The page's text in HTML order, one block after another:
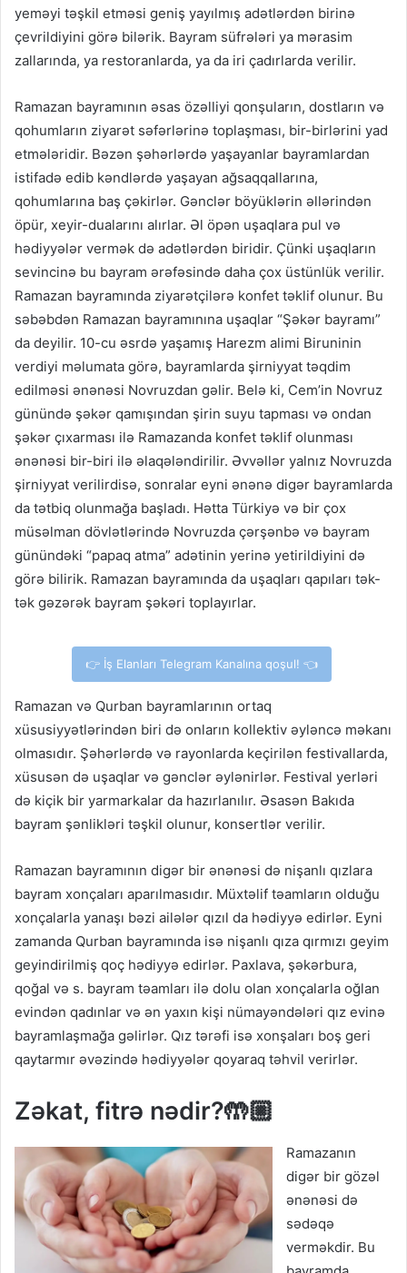
yeməyi təşkil etməsi geniş yayılmış adətlərdən birinə
çevrildiyini görə bilərik. Bayram süfrələri ya mərasim
zallarında, ya restoranlarda, ya da iri çadırlarda verilir.
Ramazan bayramının əsas özəlliyi qonşuların, dostların və
qohumların ziyarət səfərlərinə toplaşması, bir-birlərini yad
etmələridir. Bəzən şəhərlərdə yaşayanlar bayramlardan
istifadə edib kəndlərdə yaşayan ağsaqqallarına,
qohumlarına baş çəkirlər. Gənclər böyüklərin əllərindən
öpür, xeyir-dualarını alırlar. Əl öpən uşaqlara pul və
hədiyyələr vermək də adətlərdən biridir. Çünki uşaqların
sevincinə bu bayram ərəfəsində daha çox üstünlük verilir.
Ramazan bayramında ziyarətçilərə konfet təklif olunur. Bu
səbəbdən Ramazan bayramınına uşaqlar “Şəkər bayramı”
da deyilir. 10-cu əsrdə yaşamış Harezm alimi Biruninin
verdiyi məlumata görə, bayramlarda şirniyyat təqdim
edilməsi ənənəsi Novruzdan gəlir. Belə ki, Cem’in Novruz
günündə şəkər qamışından şirin suyu tapması və ondan
şəkər çıxarması ilə Ramazanda konfet təklif olunması
ənənəsi bir-biri ilə əlaqələndirilir. Əvvəllər yalnız Novruzda
şirniyyat verilirdisə, sonralar eyni ənənə digər bayramlarda
da tətbiq olunmağa başladı. Hətta Türkiyə və bir çox
müsəlman dövlətlərində Novruzda çərşənbə və bayram
günündəki “papaq atma” adətinin yerinə yetirildiyini də
görə bilirik. Ramazan bayramında da uşaqları qapıları tək-
tək gəzərək bayram şəkəri toplayırlar.
👉 İş Elanları Telegram Kanalına qoşul! 👈
Ramazan və Qurban bayramlarının ortaq
xüsusiyyətlərindən biri də onların kollektiv əyləncə məkanı
olmasıdır. Şəhərlərdə və rayonlarda keçirilən festivallarda,
xüsusən də uşaqlar və gənclər əylənirlər. Festival yerləri
də kiçik bir yarmarkalar da hazırlanılır. Əsasən Bakıda
bayram şənlikləri təşkil olunur, konsertlər verilir.
Ramazan bayramının digər bir ənənəsi də nişanlı qızlara
bayram xonçaları aparılmasıdır. Müxtəlif təamların olduğu
xonçalarla yanaşı bəzi ailələr qızıl da hədiyyə edirlər. Eyni
zamanda Qurban bayramında isə nişanlı qıza qırmızı geyim
geyindirilmiş qoç hədiyyə edirlər. Paxlava, şəkərbura,
qoğal və s. bayram təamları ilə dolu olan xonçalarla oğlan
evindən qadınlar və ən yaxın kişi nümayəndələri qız evinə
bayramlaşmağa gəlirlər. Qız tərəfi isə xonşaları boş geri
qaytarmır əvəzində hədiyyələr qoyaraq təhvil verirlər.
Zəkat, fitrə nədir?🤲🏼
Ramazanın
digər bir gözəl
ənənəsi də
sədəqə
verməkdir. Bu